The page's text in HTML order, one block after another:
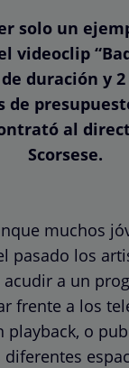
solo un
videoclip
duración y
de
al
Scorsese.
muchos
pasado los
a un
frente a los
playback, o